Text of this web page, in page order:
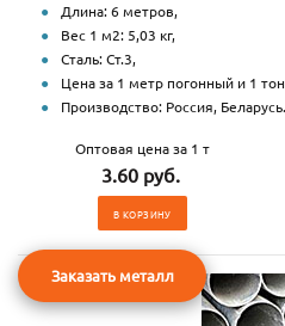
Длина: 6 метров,
Вес 1 м2: 5,03 кг,
Сталь: Ст.3,
Цена за 1 метр погонный и 1
Производство: Россия, Беларусь.
Оптовая цена за 1 т
3.60 руб.
В КОРЗИНУ
Заказать металл